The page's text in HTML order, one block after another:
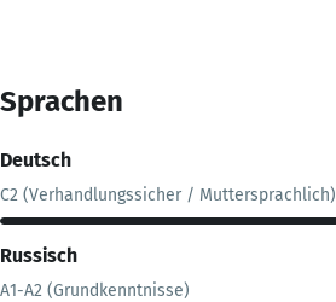
Sprachen
Deutsch
C2 (Verhandlungssicher / Muttersprachlich)
Russisch
A1-A2 (Grundkenntnisse)